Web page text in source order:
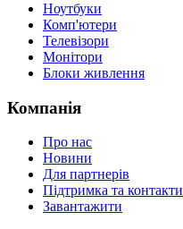
Ноутбуки
Комп'ютери
Телевізори
Монітори
Блоки живлення
Компанія
Про нас
Новини
Для партнерів
Підтримка та контакти
Завантажити